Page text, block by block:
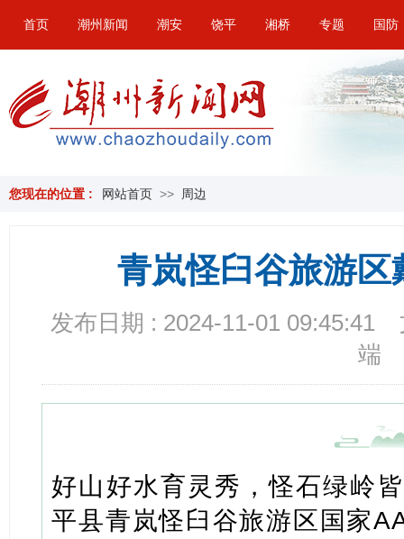
首页 潮州新闻 潮安 饶平 湘桥 专题 国防
您现在的位置 : 网站首页 >> 周边
青岚怪臼谷旅游区
发布日期 : 2024-11-01 09:45:41
端
好山好水育灵秀，怪石绿岭
平县青岚怪臼谷旅游区国家